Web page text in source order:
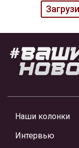
Наши колонки
Интервью